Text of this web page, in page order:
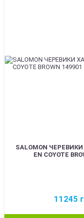
SALOMON ЧЕРЕВИКИ
EN COYOTE
11245